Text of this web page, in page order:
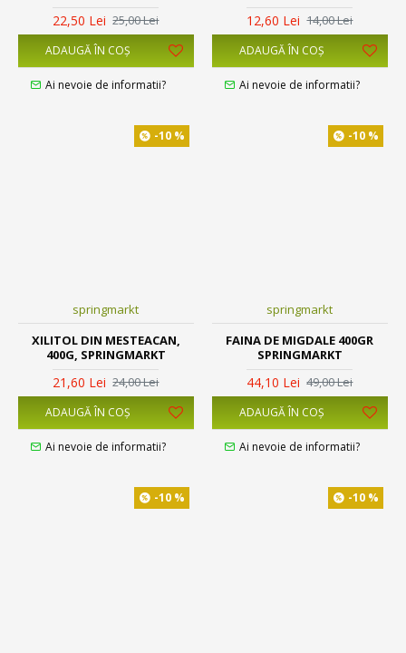
22,50 Lei 25,00 Lei
ADAUGĂ ÎN COŞ
Ai nevoie de informatii?
12,60 Lei 14,00 Lei
ADAUGĂ ÎN COŞ
Ai nevoie de informatii?
-10 %
springmarkt
XILITOL DIN MESTEACAN,
400G, SPRINGMARKT
21,60 Lei 24,00 Lei
ADAUGĂ ÎN COŞ
Ai nevoie de informatii?
-10 %
springmarkt
FAINA DE MIGDALE 400GR
SPRINGMARKT
44,10 Lei 49,00 Lei
ADAUGĂ ÎN COŞ
Ai nevoie de informatii?
-10 % -10 %